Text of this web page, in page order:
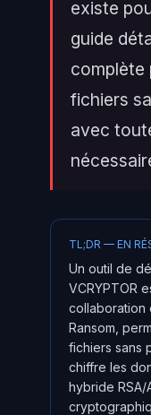
existe
guide
complète
fichiers
avec
TL;DR — EN
Un outil de
VCRYPTOR
collaboration
Ransom,
fichiers sans
chiffre les
hybride RSA/